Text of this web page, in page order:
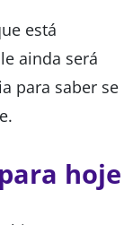
está
ainda será
para saber se
hoje